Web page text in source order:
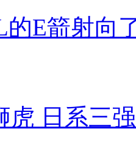
的E箭射向
虎 日系三